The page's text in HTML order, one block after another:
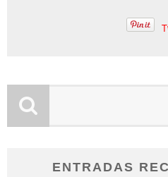
ENTRADAS